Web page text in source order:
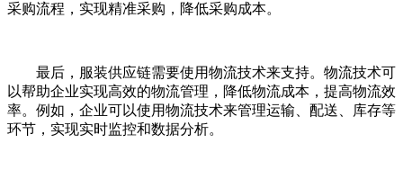
采购流程，实现精准采购，降低采购成本。
最后，服装供应链需要使用物流技术来支持。物流技术可
以帮助企业实现高效的物流管理，降低物流成本，提高物流效
率。例如，企业可以使用物流技术来管理运输、配送、库存等
环节，实现实时监控和数据分析。